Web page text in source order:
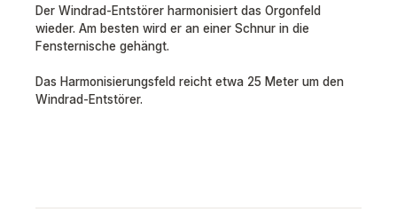
Der Windrad-Entstörer harmonisiert das Orgonfeld
wieder. Am besten wird er an einer Schnur in die
Fensternische gehängt.
Das Harmonisierungsfeld reicht etwa 25 Meter um den
Windrad-Entstörer.